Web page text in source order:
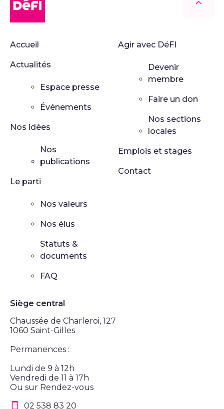
Accueil
Actualités
Espace presse
Événements
Nos idées
Nos
publications
Le parti
Nos valeurs
Nos élus
Statuts &
documents
FAQ
Agir avec DéFI
Devenir
membre
Faire un don
Nos sections
locales
Emplois et stages
Contact
Siège central
Chaussée de Charleroi, 127
1060 Saint-Gilles
Permanences :
Lundi de 9 à 12h
Vendredi de 11 à 17h
Ou sur Rendez-vous
02 538 83 20